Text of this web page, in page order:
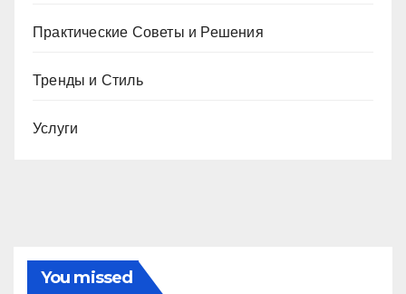
Практические Советы и Решения
Тренды и Стиль
Услуги
You missed